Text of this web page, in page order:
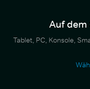
Auf dem
Tablet, PC, Konsole,